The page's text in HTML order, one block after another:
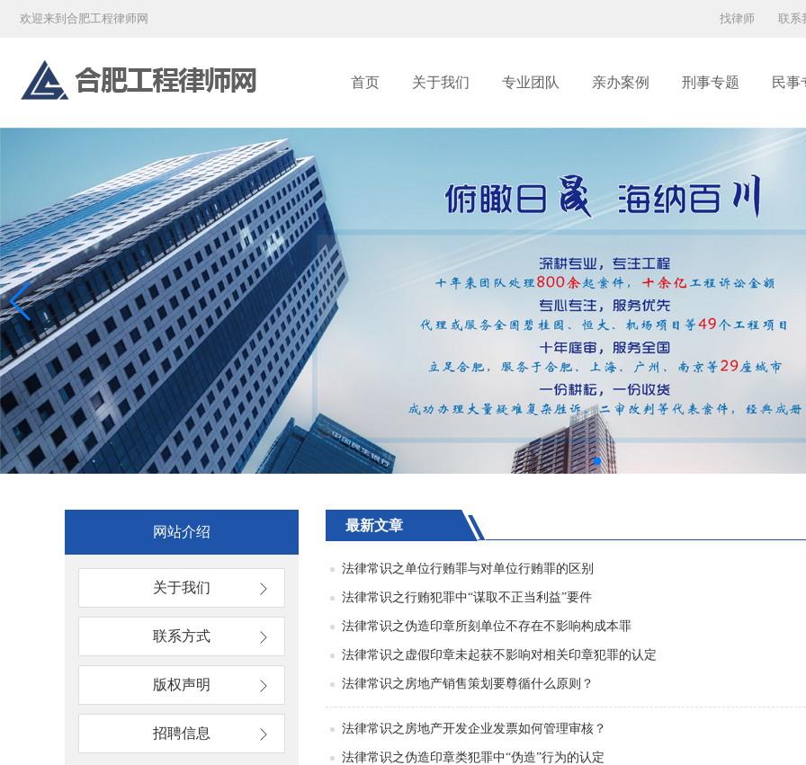
欢迎来到合肥工程律师网 找律师 联系
首页 关于我们 专业团队 亲办案例 刑事专题 民事
网站介绍
关于我们
联系方式
版权声明
招聘信息
最新文章
法律常识之单位行贿罪与对单位行贿罪的区别
法律常识之行贿犯罪中“谋取不正当利益”要件
法律常识之伪造印章所刻单位不存在不影响构成本罪
法律常识之虚假印章未起获不影响对相关印章犯罪的认定
法律常识之房地产销售策划要尊循什么原则？
法律常识之房地产开发企业发票如何管理审核？
法律常识之伪造印章类犯罪中“伪造”行为的认定